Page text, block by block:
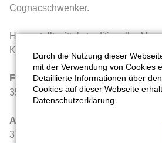
Cognacschwenker.
Hergestellt mittels traditioneller
Kräuter. Entwickelt und produziert
Füllmenge in Mililiter
350 ml
Alkoholgehalt
37,5 vol. %
Durch die Nutzung dieser
mit der Verwendung von Cookies
Detaillierte Informationen über
Cookies auf dieser Webseite
Datenschutzerklärung.